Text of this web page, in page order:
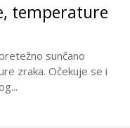
temperature
sunčano
zraka. Očekuje se i